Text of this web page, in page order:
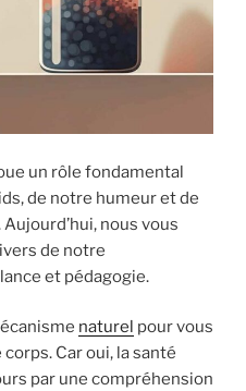
un rôle fondamental
de notre humeur et de
nous vous
de notre
et pédagogie.
naturel pour vous
Car oui, la santé
par une compréhension